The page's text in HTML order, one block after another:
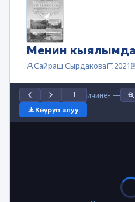
Менин
Сайраш Сырдакова 2021
ичинен —
Көчүрүп алуу